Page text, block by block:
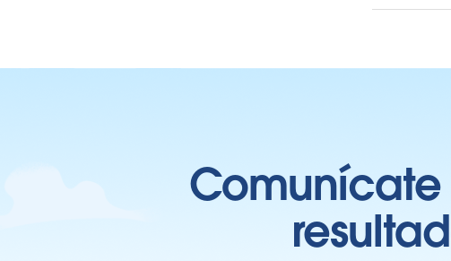
Comunícate